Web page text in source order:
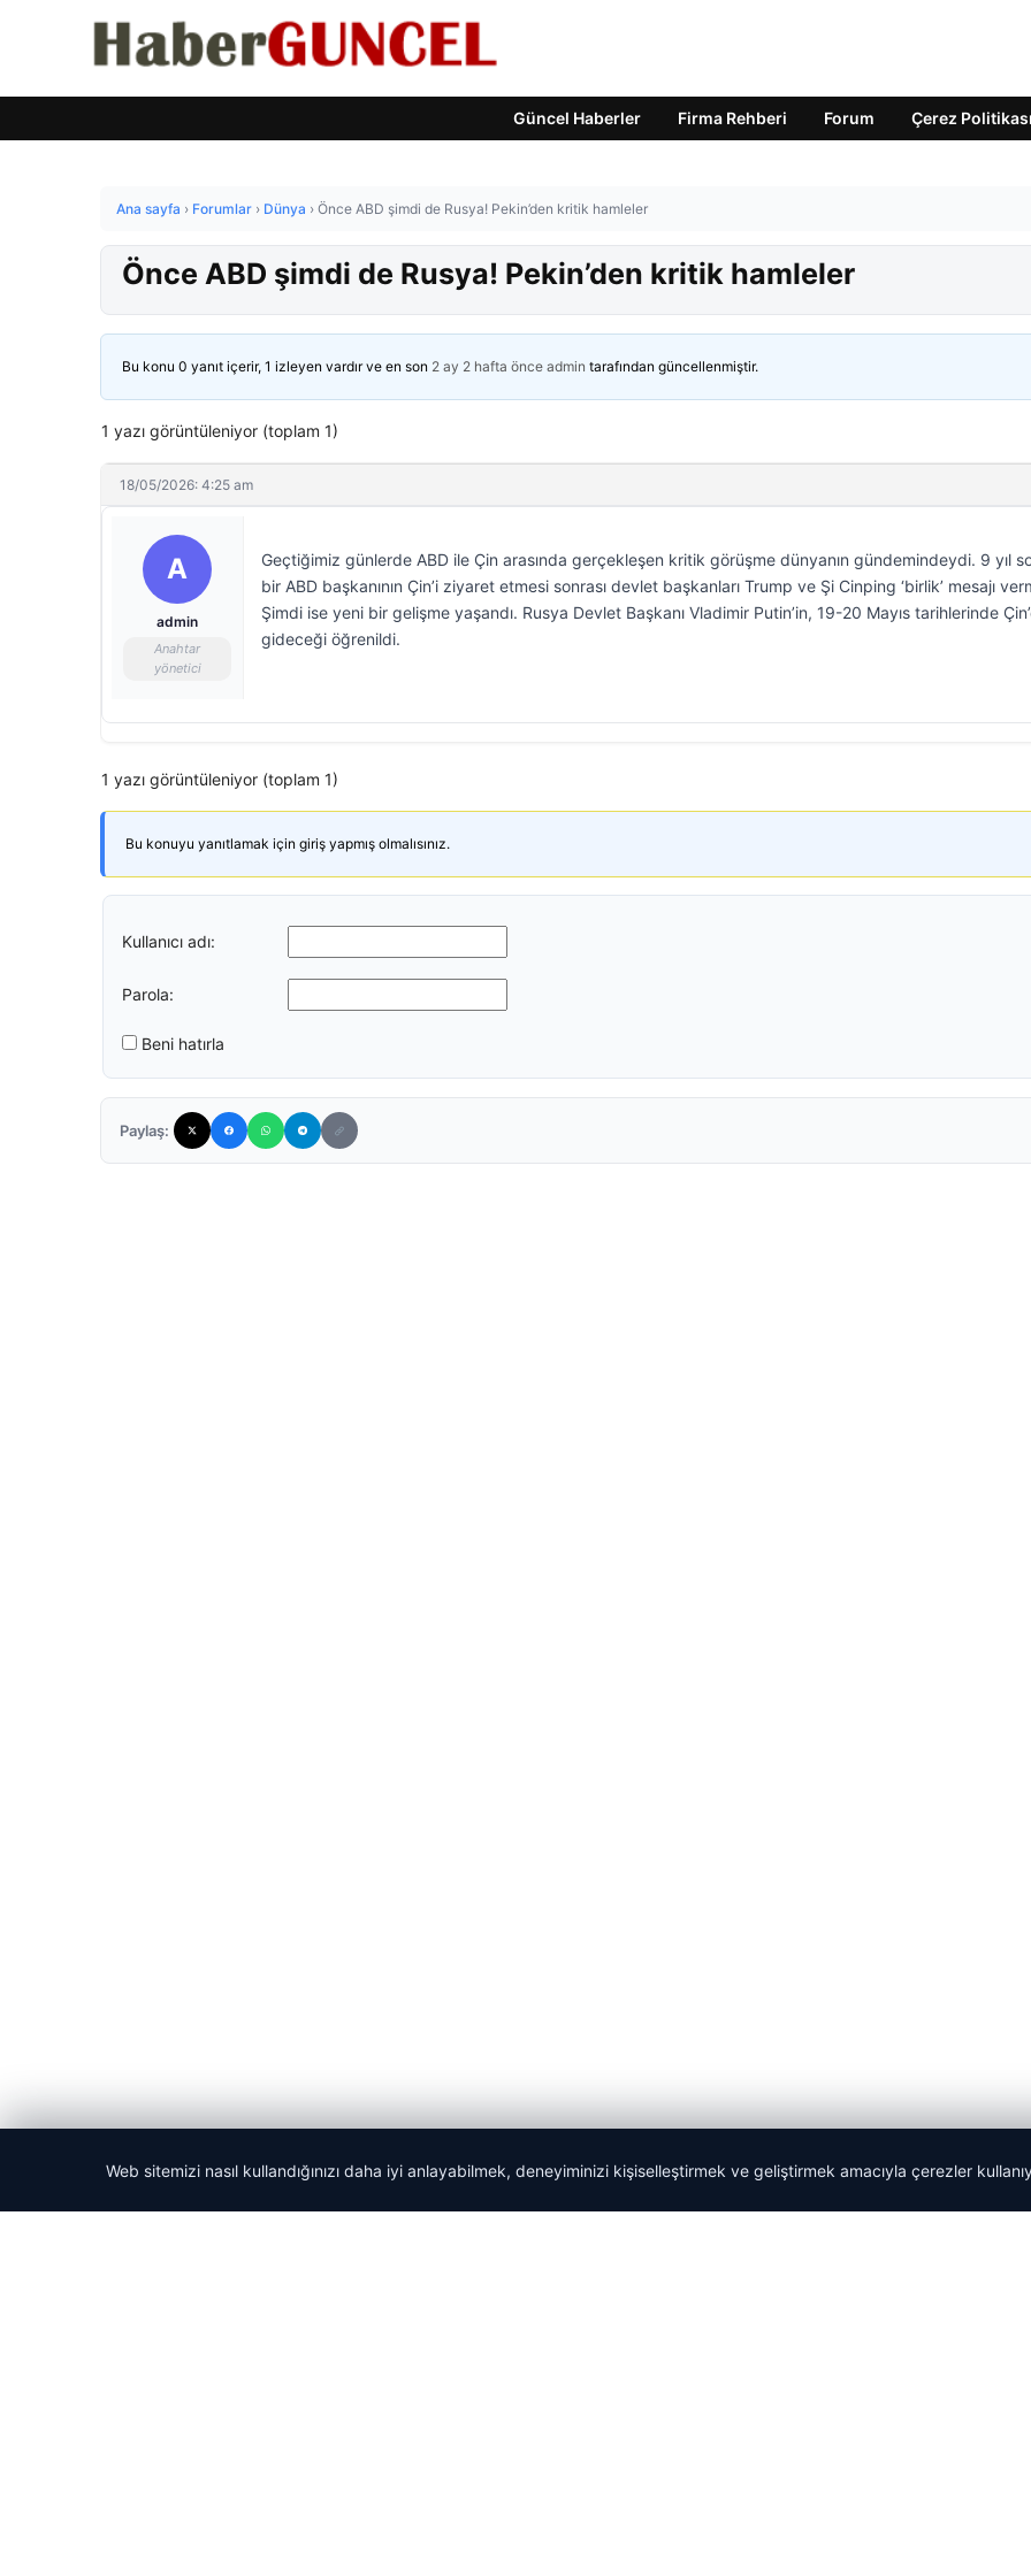
Güncel Haberler Firma Rehberi Forum Çerez Politikası
Ana sayfa › Forumlar › Dünya › Önce ABD şimdi de Rusya! Pekin’den kritik hamleler
Önce ABD şimdi de Rusya! Pekin’den kritik hamleler
Bu konu 0 yanıt içerir, 1 izleyen vardır ve en son 2 ay 2 hafta önce admin tarafından güncellenmiştir.
1 yazı görüntüleniyor (toplam 1)
18/05/2026: 4:25 am
A
admin
Anahtar
yönetici
Geçtiğimiz günlerde ABD ile Çin arasında gerçekleşen kritik görüşme dünyanın gündemindeydi. 9 yıl
bir ABD başkanının Çin’i ziyaret etmesi sonrası devlet başkanları Trump ve Şi Cinping ‘birlik’ mesajı
Şimdi ise yeni bir gelişme yaşandı. Rusya Devlet Başkanı Vladimir Putin’in, 19-20 Mayıs tarihlerinde
gideceği öğrenildi.
1 yazı görüntüleniyor (toplam 1)
Bu konuyu yanıtlamak için giriş yapmış olmalısınız.
Kullanıcı adı:
Parola:
Beni hatırla
Paylaş:
Web sitemizi nasıl kullandığınızı daha iyi anlayabilmek, deneyiminizi kişiselleştirmek ve geliştirmek amacıyla çerezler